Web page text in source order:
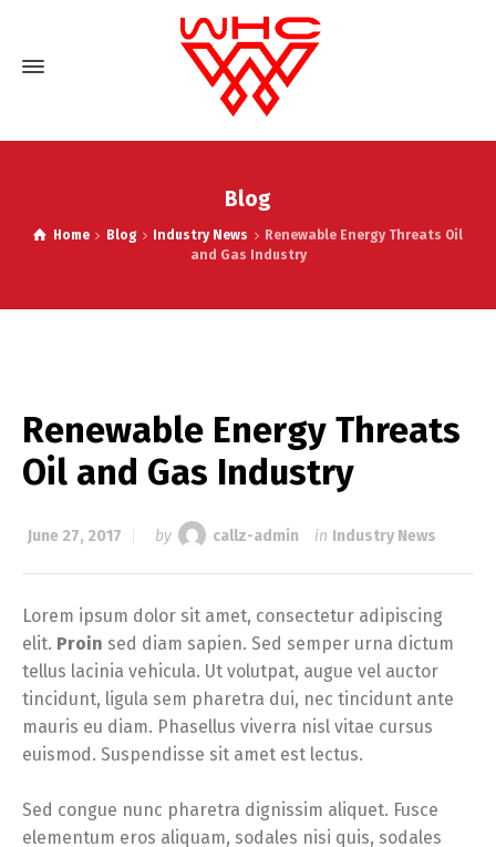
Blog
Home Blog Industry News
Renewable Energy Threats Oil
and Gas Industry
Renewable Energy Threats
Oil and Gas Industry
June 27, 2017 by callz-admin in Industry News
Lorem ipsum dolor sit amet, consectetur adipiscing
elit. Proin sed diam sapien. Sed semper urna dictum
tellus lacinia vehicula. Ut volutpat, augue vel auctor
tincidunt, ligula sem pharetra dui, nec tincidunt ante
mauris eu diam. Phasellus viverra nisl vitae cursus
euismod. Suspendisse sit amet est lectus.
Sed congue nunc pharetra dignissim aliquet. Fusce
elementum eros aliquam, sodales nisi quis, sodales